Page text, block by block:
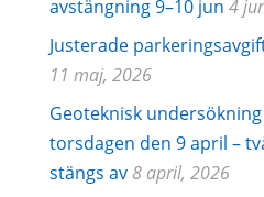
avstängning 9–10 jun 4
Justerade
11 maj, 2026
Geoteknisk
torsdagen den 9 april –
stängs av 8 april, 2026